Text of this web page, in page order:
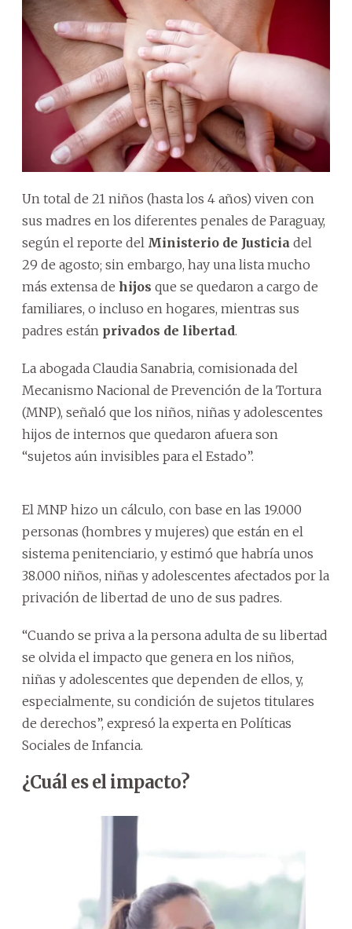
Un total de 21 niños (hasta los 4 años) viven con
sus madres en los diferentes penales de Paraguay,
según el reporte del Ministerio de Justicia del
29 de agosto; sin embargo, hay una lista mucho
más extensa de hijos que se quedaron a cargo de
familiares, o incluso en hogares, mientras sus
padres están privados de libertad.
La abogada Claudia Sanabria, comisionada del
Mecanismo Nacional de Prevención de la Tortura
(MNP), señaló que los niños, niñas y adolescentes
hijos de internos que quedaron afuera son
“sujetos aún invisibles para el Estado”.
El MNP hizo un cálculo, con base en las 19.000
personas (hombres y mujeres) que están en el
sistema penitenciario, y estimó que habría unos
38.000 niños, niñas y adolescentes afectados por la
privación de libertad de uno de sus padres.
“Cuando se priva a la persona adulta de su libertad
se olvida el impacto que genera en los niños,
niñas y adolescentes que dependen de ellos, y,
especialmente, su condición de sujetos titulares
de derechos”, expresó la experta en Políticas
Sociales de Infancia.
¿Cuál es el impacto?